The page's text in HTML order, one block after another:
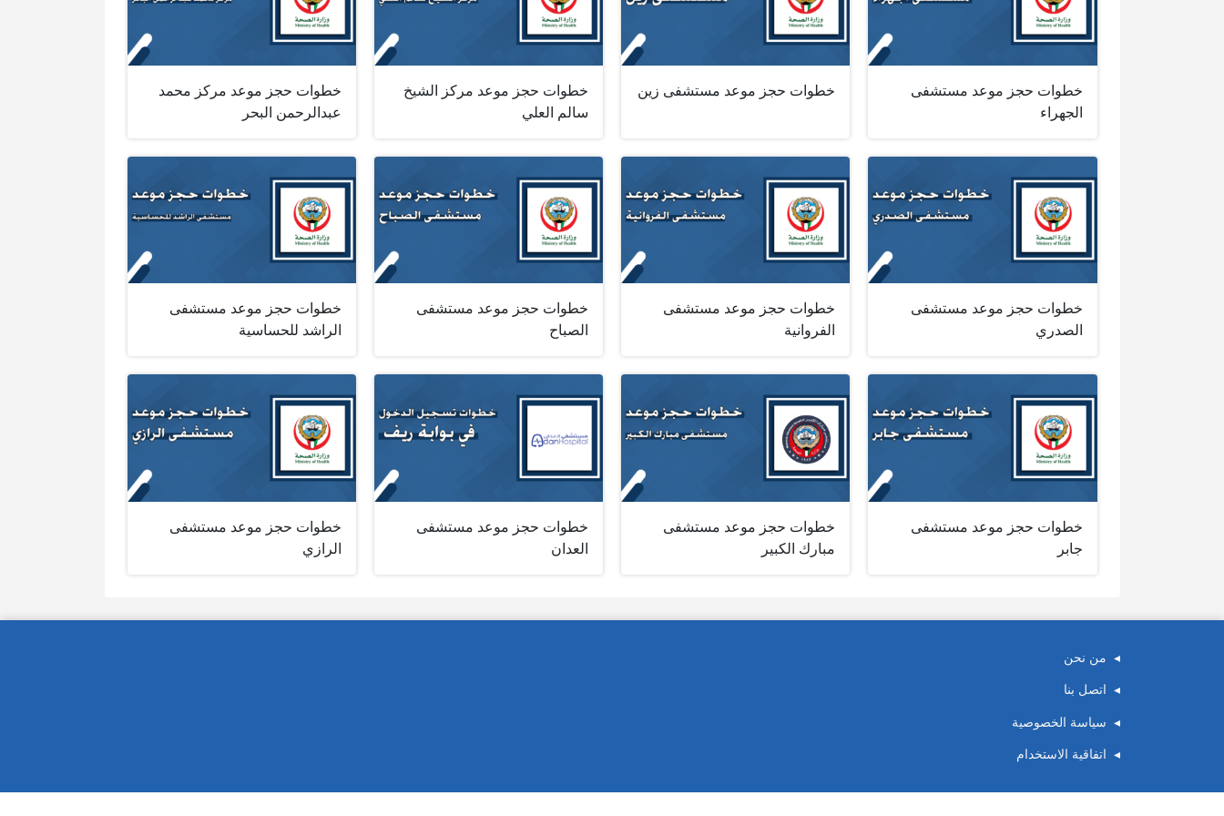
خطوات حجز موعد مستشفى
الجهراء
خطوات حجز موعد مستشفى زين
خطوات حجز موعد مركز الشيخ
سالم العلي
خطوات حجز موعد مركز محمد
عبدالرحمن البحر
خطوات حجز موعد مستشفى
الصدري
خطوات حجز موعد مستشفى
الفروانية
خطوات حجز موعد مستشفى
الصباح
خطوات حجز موعد مستشفى
الراشد للحساسية
خطوات حجز موعد مستشفى
جابر
خطوات حجز موعد مستشفى
مبارك الكبير
خطوات حجز موعد مستشفى
العدان
خطوات حجز موعد مستشفى
الرازي
من نحن
اتصل بنا
سياسة الخصوصية
اتفاقية الاستخدام